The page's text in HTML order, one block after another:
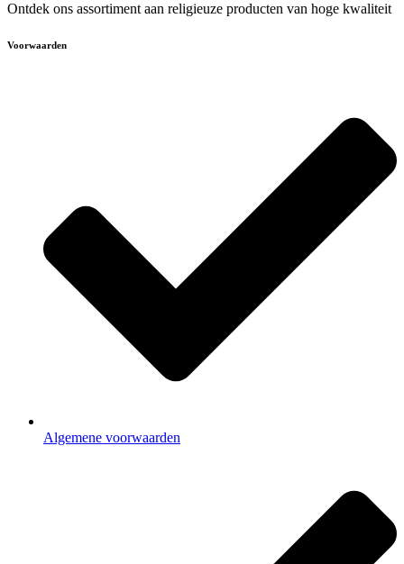
Ontdek ons assortiment aan religieuze producten van hoge kwaliteit
Voorwaarden
Algemene voorwaarden